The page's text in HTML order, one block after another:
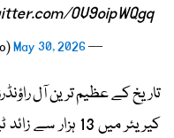
OV9oipWQgq
— ESPNcricinfo (@ESPNcricinfo)
May 30, 2026
تاریخ کے عظیم ترین آل